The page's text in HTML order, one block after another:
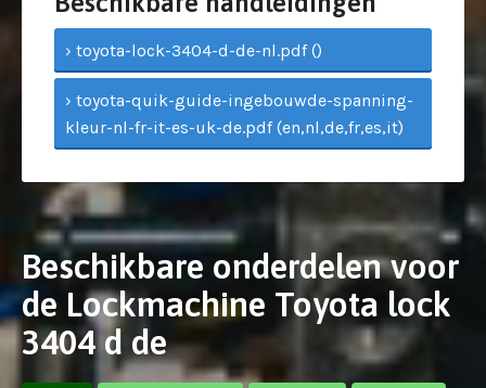
› toyota-lock-3404-d-de-nl.pdf ()
› toyota-quik-guide-ingebouwde-spanning-
kleur-nl-fr-it-es-uk-de.pdf (en,nl,de,fr,es,it)
Beschikbare onderdelen voor
de Lockmachine Toyota lock
3404 d de